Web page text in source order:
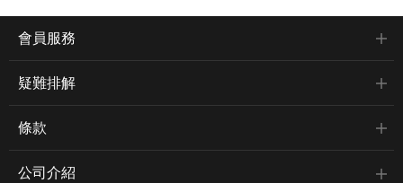
會員服務
疑難排解
條款
公司介紹